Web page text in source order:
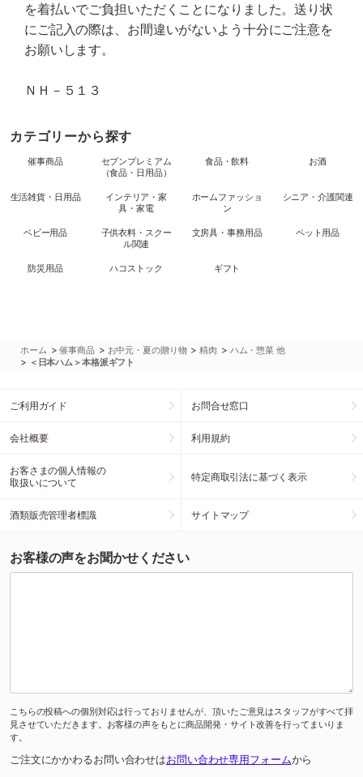
を着払いでご負担いただくことになりました。送り状
にご記入の際は、お間違いがないよう十分にご注意を
お願いします。
ＮＨ－５１３
カテゴリーから探す
催事商品
セブンプレミアム
（食品・日用品）
食品・飲料 お酒
生活雑貨・日用品
インテリア・家
具・家電
ホームファッショ
ン
シニア・介護関連
ベビー用品
子供衣料・スクー
ル関連
文房具・事務用品 ペット用品
防災用品 ハコストック ギフト
ホーム >催事商品 > お中元・夏の贈り物 >精肉 > ハム・惣菜 他
> ＜日本ハム＞本格派ギフト
ご利用ガイド お問合せ窓口
会社概要 利用規約
お客さまの個人情報の
取扱いについて
特定商取引法に基づく表示
酒類販売管理者標識 サイトマップ
お客様の声をお聞かせください
こちらの投稿への個別対応は行っておりませんが、頂いたご意見はスタッフがすべて拝
見させていただきます。お客様の声をもとに商品開発・サイト改善を行ってまいりま
す。
ご注文にかかわるお問い合わせはお問い合わせ専用フォームから